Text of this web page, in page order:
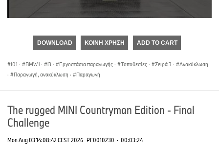
seconds
DOWNLOAD ΚΟΙΝΉ ΧΡΉΣΗ ADD TO CART
I01 · BMW i · i3 · Εργοστάσια παραγωγής · Τοποθεσίες · Σειρά 3 ·
Ανακύκλωση
·
Παραγωγή, ανακύκλωση · Παραγωγή
The rugged MINI Countryman Edition - Final
Challenge
Mon Aug 03 14:08:42 CEST 2026 PF0010230 · 00:03:24